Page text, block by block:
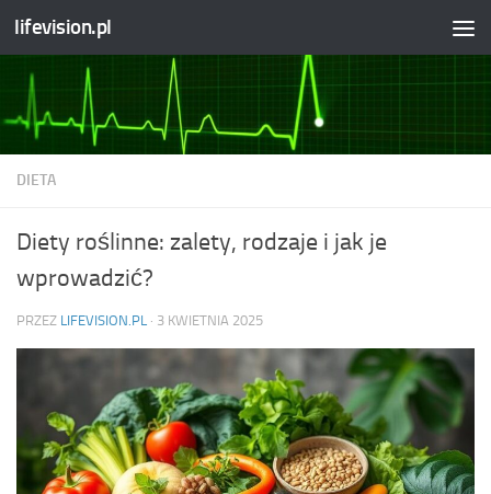
Skip to content
lifevision.pl
DIETA
Diety roślinne: zalety, rodzaje i jak je
wprowadzić?
PRZEZ LIFEVISION.PL · 3 KWIETNIA 2025